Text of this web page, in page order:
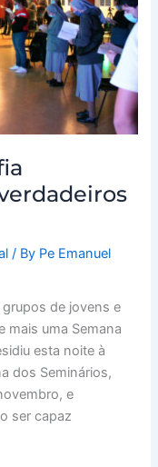
/ By Pe Emanuel
de jovens e
mais uma Semana
esta noite à
dos Seminários,
e
ser capaz